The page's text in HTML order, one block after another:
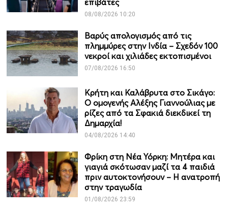
επιβάτες
08/08/2026 10:20
Βαρύς απολογισμός από τις
πλημμύρες στην Ινδία – Σχεδόν 100
νεκροί και χιλιάδες εκτοπισμένοι
07/08/2026 16:50
Κρήτη και Καλάβρυτα στο Σικάγο:
Ο ομογενής Αλέξης Γιαννούλιας με
ρίζες από τα Σφακιά διεκδικεί τη
Δημαρχία!
04/08/2026 14:40
Φρίκη στη Νέα Υόρκη: Μητέρα και
γιαγιά σκότωσαν μαζί τα 4 παιδιά
πριν αυτοκτονήσουν – Η ανατροπή
στην τραγωδία
01/08/2026 23:59